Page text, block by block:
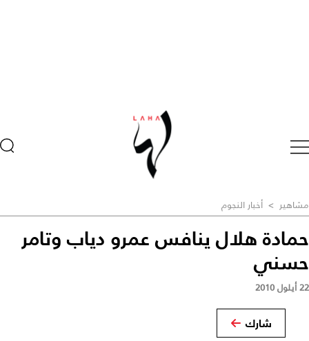
مشاهير > أخبار النجوم
حمادة هلال ينافس عمرو دياب وتامر
حسني
22 أيلول 2010
شارك